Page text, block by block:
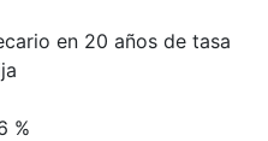
en 20 años de tasa
%